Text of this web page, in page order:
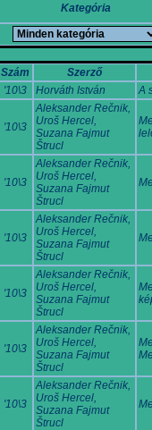
Kategória
Szám
Szerző
'10\3
Horváth István A
'10\3
Aleksander Rečnik,
Uroš Hercel,
Suzana Fajmut
Štrucl
'10\3
Aleksander Rečnik,
Uroš Hercel,
Suzana Fajmut
Štrucl
'10\3
Aleksander Rečnik,
Uroš Hercel,
Suzana Fajmut
Štrucl
'10\3
Aleksander Rečnik,
Uroš Hercel,
Suzana Fajmut
Štrucl
'10\3
Aleksander Rečnik,
Uroš Hercel,
Suzana Fajmut
Štrucl
'10\3
Aleksander Rečnik,
Uroš Hercel,
Suzana Fajmut
Štrucl